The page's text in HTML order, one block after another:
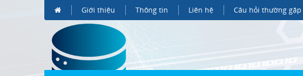
Giới thiệu Thông tin Liên hệ Câu hỏi thường gặp